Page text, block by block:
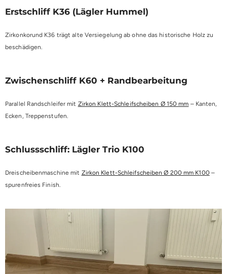
Erstschliff K36 (Lägler Hummel)
Zirkonkorund K36 trägt alte Versiegelung ab ohne das historische Holz zu
beschädigen.
Zwischenschliff K60 + Randbearbeitung
Parallel Randschleifer mit Zirkon Klett-Schleifscheiben Ø 150 mm – Kanten,
Ecken, Treppenstufen.
Schlussschliff: Lägler Trio K100
Dreischeibenmaschine mit Zirkon Klett-Schleifscheiben Ø 200 mm K100–
spurenfreies Finish.